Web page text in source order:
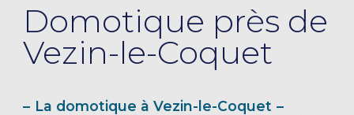
Domotique près de
Vezin-le-Coquet
La domotique à Vezin-le-Coquet